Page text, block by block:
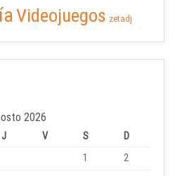
Videojuegos zetadj
2026
J V S
D
1
2